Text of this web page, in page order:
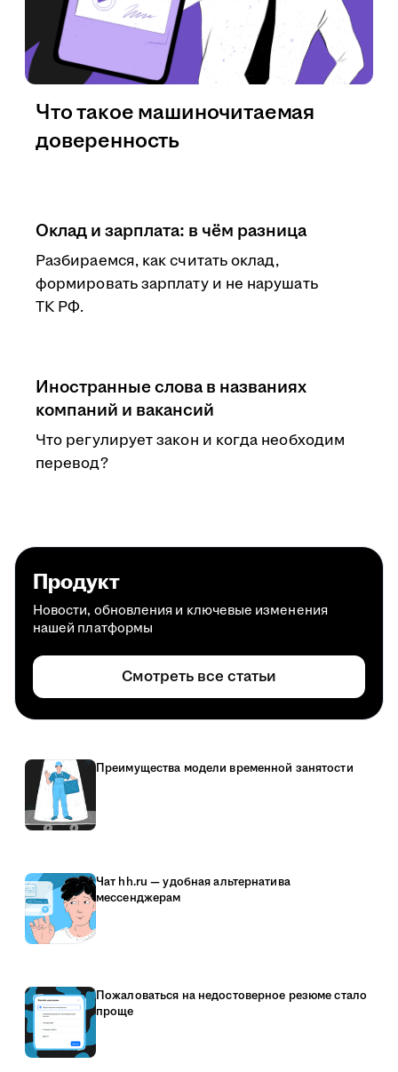
Оклад и зарплата: в чём разница
Разбираемся, как считать оклад,
формировать зарплату и не нарушать
ТК РФ.
Иностранные слова в названиях
компаний и вакансий
Что регулирует закон и когда необходим
перевод?
Что такое машиночитаемая
доверенность
Продукт
Новости, обновления и ключевые изменения
нашей платформы
Смотреть все статьи
Преимущества модели временной занятости
Чат hh.ru — удобная альтернатива
мессенджерам
Пожаловаться на недостоверное резюме стало
проще